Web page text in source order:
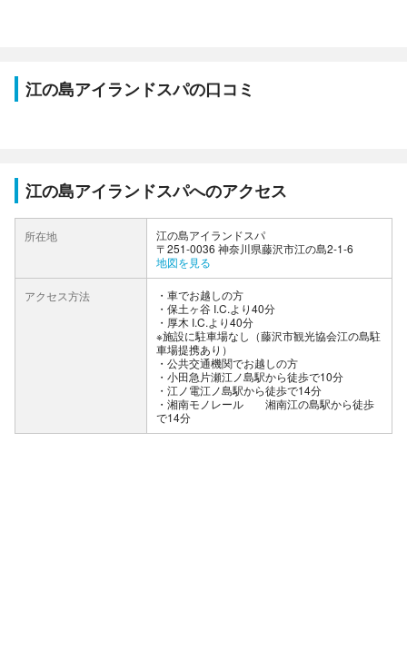
江の島アイランドスパの口コミ
江の島アイランドスパへのアクセス
所在地
江の島アイランドスパ
〒251-0036 神奈川県藤沢市江の島2-1-6
地図を見る
アクセス方法
車でお越しの方
・保土ヶ谷 I.C.より40分
・厚木 I.C.より40分
※施設に駐車場なし（藤沢市観光協会江の島駐
車場提携あり）
公共交通機関でお越しの方
・小田急片瀬江ノ島駅から徒歩で10分
・江ノ電江ノ島駅から徒歩で14分
・湘南モノレール 湘南江の島駅から徒歩
で14分